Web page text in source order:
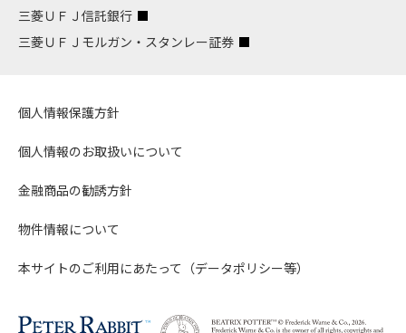
三菱ＵＦＪ信託銀行
三菱ＵＦＪモルガン・スタンレー証券
個人情報保護方針
個人情報のお取扱いについて
金融商品の勧誘方針
物件情報について
本サイトのご利用にあたって（データポリシー等）